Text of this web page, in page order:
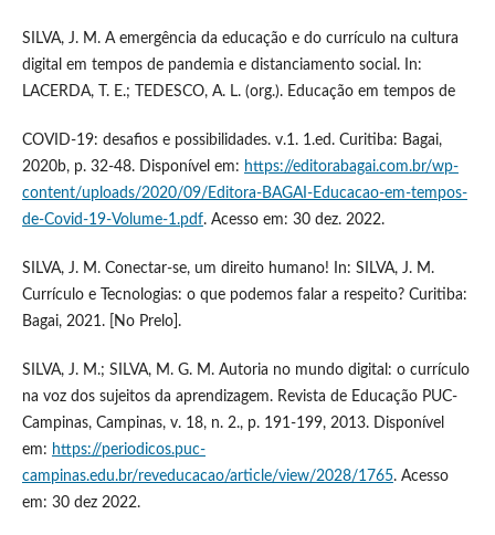
SILVA, J. M. A emergência da educação e do currículo na cultura
digital em tempos de pandemia e distanciamento social. In:
LACERDA, T. E.; TEDESCO, A. L. (org.). Educação em tempos de
COVID-19: desafios e possibilidades. v.1. 1.ed. Curitiba: Bagai,
2020b, p. 32-48. Disponível em: https://editorabagai.com.br/wp-
content/uploads/2020/09/Editora-BAGAI-Educacao-em-tempos-
de-Covid-19-Volume-1.pdf. Acesso em: 30 dez. 2022.
SILVA, J. M. Conectar-se, um direito humano! In: SILVA, J. M.
Currículo e Tecnologias: o que podemos falar a respeito? Curitiba:
Bagai, 2021. [No Prelo].
SILVA, J. M.; SILVA, M. G. M. Autoria no mundo digital: o currículo
na voz dos sujeitos da aprendizagem. Revista de Educação PUC-
Campinas, Campinas, v. 18, n. 2., p. 191-199, 2013. Disponível
em: https://periodicos.puc-
campinas.edu.br/reveducacao/article/view/2028/1765. Acesso
em: 30 dez 2022.